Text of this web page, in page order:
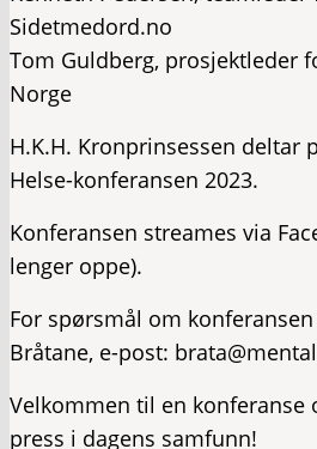
Sidetmedord.no
Tom Guldberg, prosjektleder
Norge
H.K.H. Kronprinsessen deltar
Helse-konferansen 2023.
Konferansen streames via
lenger oppe).
For spørsmål om
Bråtane, e-post:
Velkommen til en konferanse
press i dagens samfunn!